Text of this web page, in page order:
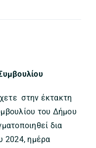
στην έκτακτη
του Δήμου
δια
2024, ημέρα